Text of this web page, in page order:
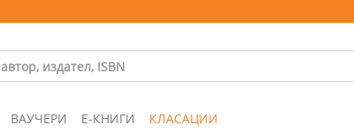
ВАУЧЕРИ Е-КНИГИ КЛАСАЦИИ